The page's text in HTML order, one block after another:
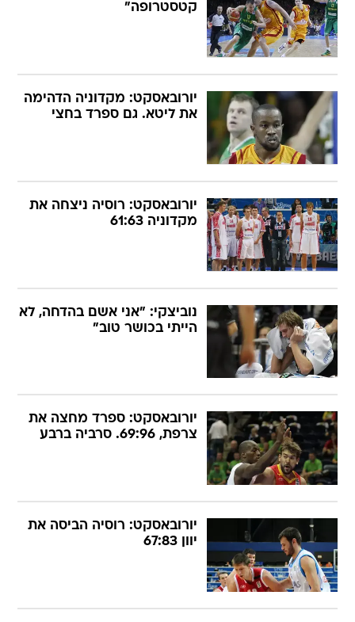
קטסטרופה"
יורובאסקט: מקדוניה הדהימה
את ליטא. גם ספרד בחצי
יורובאסקט: רוסיה ניצחה את
מקדוניה 61:63
נוביצקי: "אני אשם בהדחה, לא
הייתי בכושר טוב"
יורובאסקט: ספרד מחצה את
צרפת, 69:96. סרביה ברבע
יורובאסקט: רוסיה הביסה את
יוון 67:83